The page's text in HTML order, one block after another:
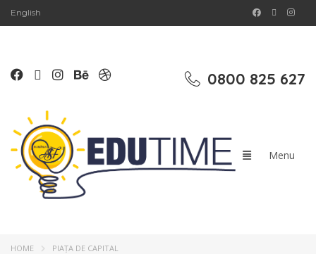
English
0800 825 627
HOME PIAȚA DE CAPITAL